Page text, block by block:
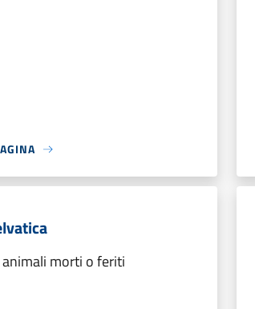
animali morti o feriti